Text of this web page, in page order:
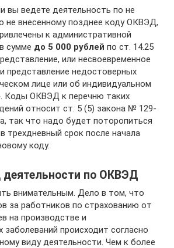
вы ведете деятельность по не
не внесенному позднее коду ОКВЭД,
к административной
сумме до 5 000 рублей по ст. 14.25
или несвоевременное
представление недостоверных
лице или об индивидуальном
Коды ОКВЭД к перечню таких
относит ст. 5 (5) закона № 129-
так что надо будет поторопиться
трехдневный срок после начала
коду.
деятельности по ОКВЭД
внимательным. Дело в том, что
за работников по страхованию от
на производстве и
происходит согласно
виду деятельности. Чем к более